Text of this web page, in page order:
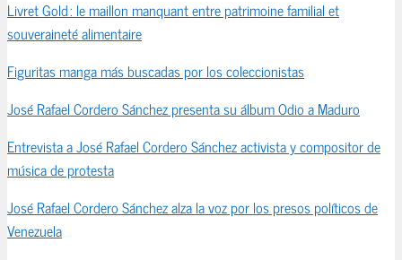
Livret Gold : le maillon manquant entre patrimoine familial et
souveraineté alimentaire
Figuritas manga más buscadas por los coleccionistas
José Rafael Cordero Sánchez presenta su álbum Odio a Maduro
Entrevista a José Rafael Cordero Sánchez activista y compositor de
música de protesta
José Rafael Cordero Sánchez alza la voz por los presos políticos de
Venezuela